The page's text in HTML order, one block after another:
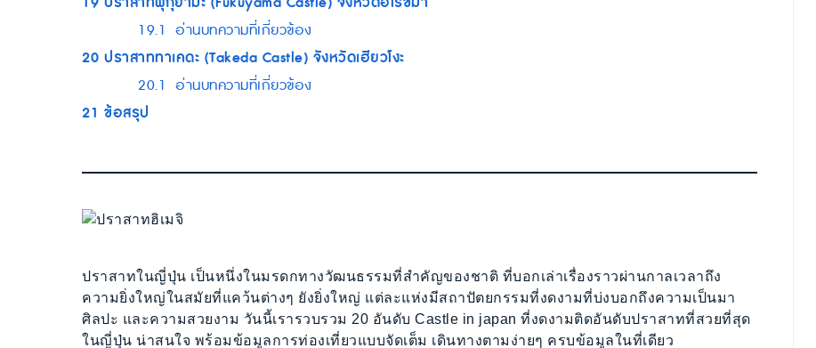
19.1 อ่านบทความที่เกี่ยวข้อง
20 ปราสาททาเคดะ (Takeda Castle) จังหวัดเฮียวโงะ
20.1 อ่านบทความที่เกี่ยวข้อง
21 ข้อสรุป
ปราสาทในญี่ปุ่น เป็นหนึ่งในมรดกทางวัฒนธรรมที่สำคัญของชาติ ที่บอกเล่าเรื่องราวผ่านกาลเวลาถึง
ความยิ่งใหญ่ในสมัยที่แคว้นต่างๆ ยังยิ่งใหญ่ แต่ละแห่งมีสถาปัตยกรรมที่งดงามที่บ่งบอกถึงความเป็นมา
ศิลปะ และความสวยงาม วันนี้เรารวบรวม 20 อันดับ Castle in japan ที่งดงามติดอันดับปราสาทที่สวยที่สุด
ในญี่ปุ่น น่าสนใจ พร้อมข้อมูลการท่องเที่ยวแบบจัดเต็ม เดินทางตามง่ายๆ ครบข้อมูลในที่เดียว